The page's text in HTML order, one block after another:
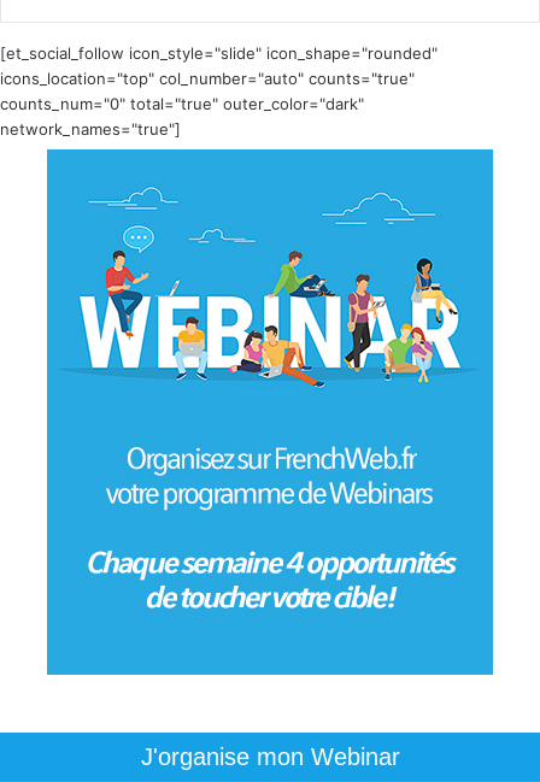
[et_social_follow icon_style="slide" icon_shape="rounded"
icons_location="top" col_number="auto" counts="true"
counts_num="0" total="true" outer_color="dark"
network_names="true"]
J'organise mon Webinar